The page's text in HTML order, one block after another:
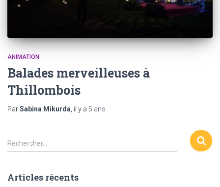
ANIMATION
Balades merveilleuses à
Thillombois
ParSabina Mikurda , il y a 5 ans
R
e
e
Rechercher…
Articles récents